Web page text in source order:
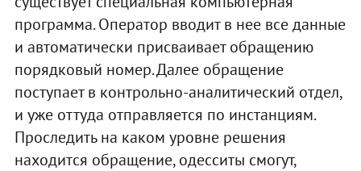
программа. Оператор вводит в нее все данные
и автоматически присваивает обращению
порядковый номер. Далее обращение
поступает в контрольно-аналитический отдел,
и уже оттуда отправляется по инстанциям.
Проследить на каком уровне решения
находится обращение, одесситы смогут,